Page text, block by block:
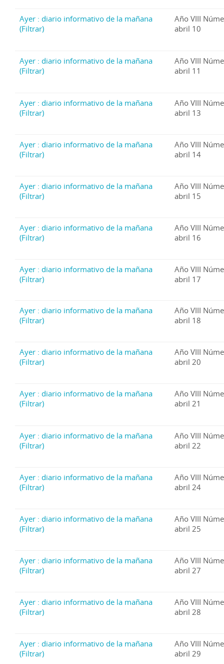
Ayer : diario informativo de la mañana
(Filtrar)
Año VIII
abril 10
Ayer : diario informativo de la mañana
(Filtrar)
Año VIII
abril 11
Ayer : diario informativo de la mañana
(Filtrar)
Año VIII
abril 13
Ayer : diario informativo de la mañana
(Filtrar)
Año VIII
abril 14
Ayer : diario informativo de la mañana
(Filtrar)
Año VIII
abril 15
Ayer : diario informativo de la mañana
(Filtrar)
Año VIII
abril 16
Ayer : diario informativo de la mañana
(Filtrar)
Año VIII
abril 17
Ayer : diario informativo de la mañana
(Filtrar)
Año VIII
abril 18
Ayer : diario informativo de la mañana
(Filtrar)
Año VIII
abril 20
Ayer : diario informativo de la mañana
(Filtrar)
Año VIII
abril 21
Ayer : diario informativo de la mañana
(Filtrar)
Año VIII
abril 22
Ayer : diario informativo de la mañana
(Filtrar)
Año VIII
abril 24
Ayer : diario informativo de la mañana
(Filtrar)
Año VIII
abril 25
Ayer : diario informativo de la mañana
(Filtrar)
Año VIII
abril 27
Ayer : diario informativo de la mañana
(Filtrar)
Año VIII
abril 28
Ayer : diario informativo de la mañana
(Filtrar)
Año VIII
abril 29